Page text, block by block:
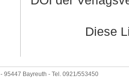
Diese
- 95447 Bayreuth - Tel. 0921/553450